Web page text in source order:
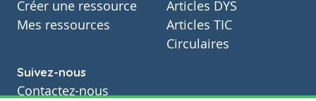
Créer une ressource
Mes ressources
Articles DYS
Articles TIC
Circulaires
Suivez-nous
Contactez-nous